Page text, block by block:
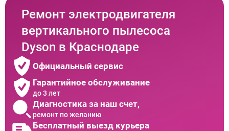
Ремонт электродвигателя
вертикального пылесоса
Dyson в Краснодаре
Официальный сервис
Гарантийное обслуживание
до 3 лет
Диагностика за наш счет,
ремонт по желанию
Бесплатный выезд курьера